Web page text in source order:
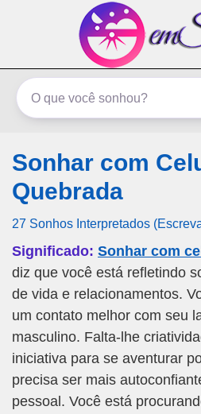
emSonho.com
Os sonhos significam mais
Sonhar com
Quebrada
27 Sonhos Interpretados
Significado: Sonhar com
diz que você está refletindo
de vida e relacionamentos.
um contato melhor com seu
masculino. Falta-lhe
iniciativa para se aventurar
precisa ser mais
pessoal. Você está